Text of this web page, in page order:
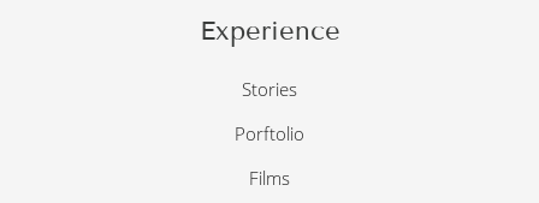
Experience
Stories
Porftolio
Films